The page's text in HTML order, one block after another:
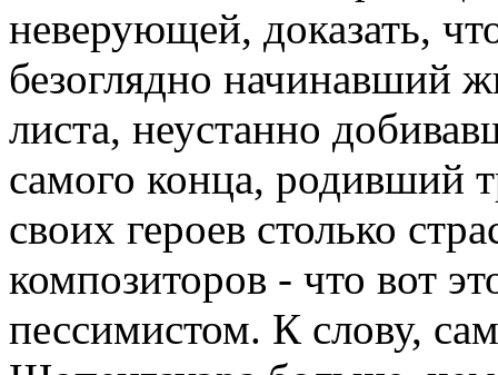
неверующей, доказать,
безоглядно начинавший
листа, неустанно
самого конца, родивший
своих героев столько
композиторов - что вот
пессимистом. К слову,